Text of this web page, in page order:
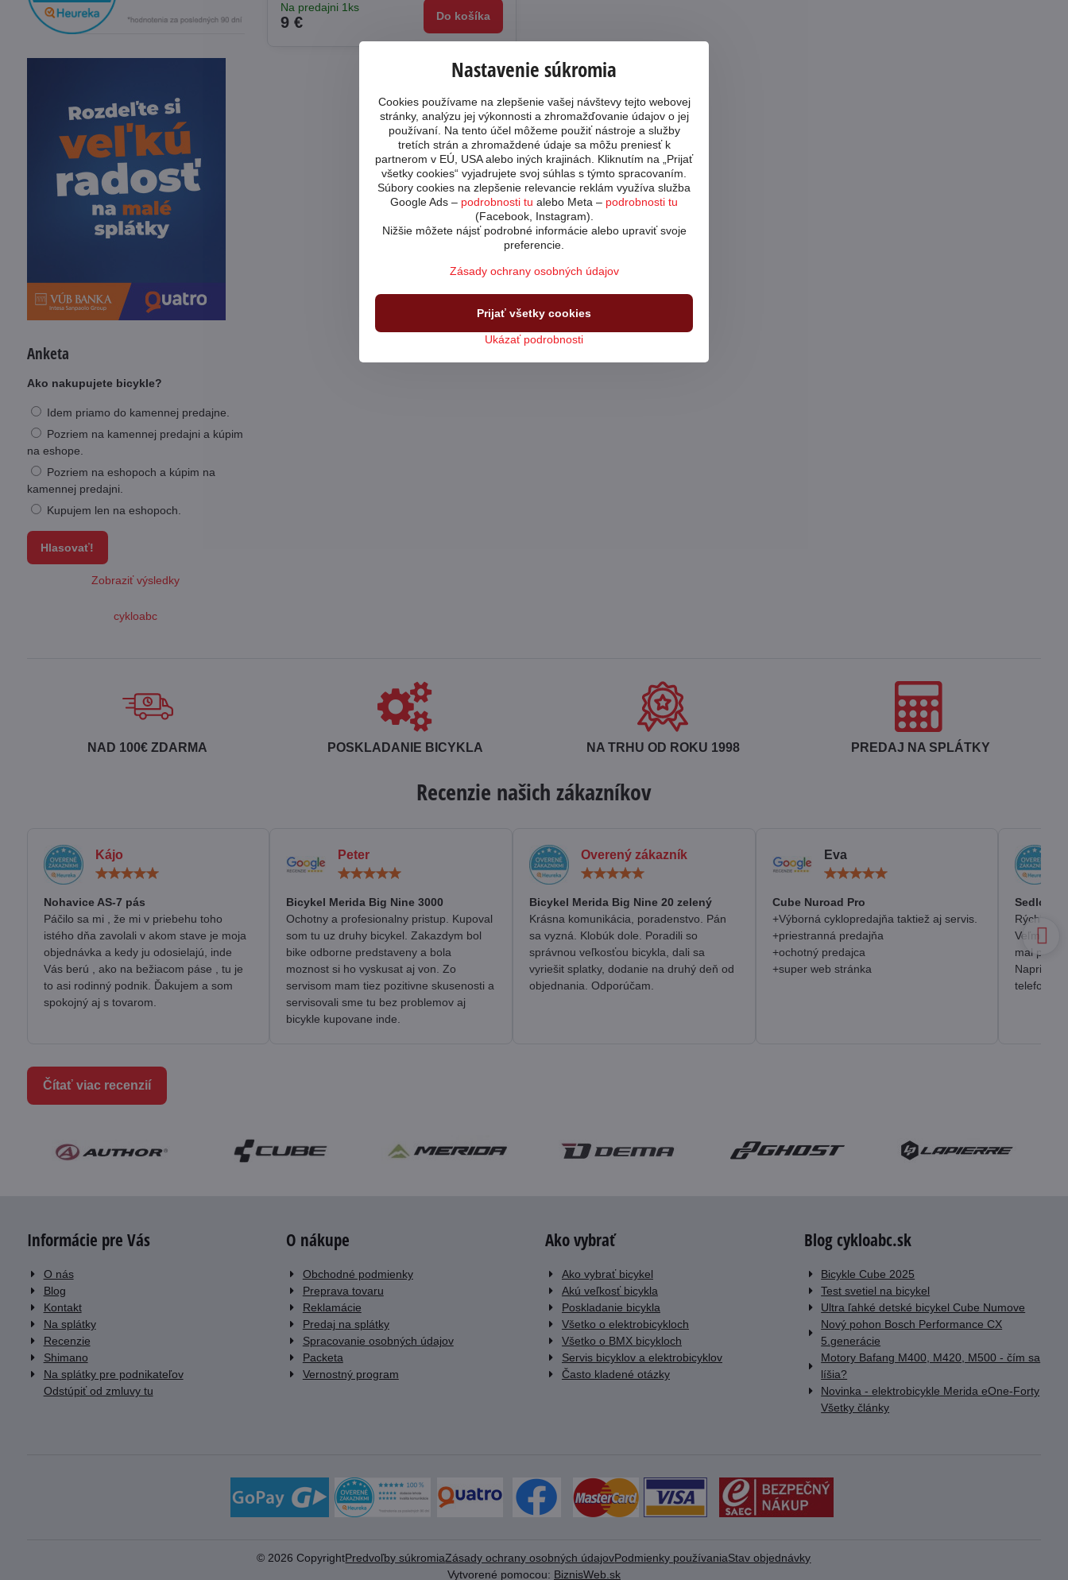
Na predajni 1ks
9 € Do košíka
Anketa
Ako nakupujete bicykle?
Idem priamo do kamennej predajne.
Pozriem na kamennej predajni a kúpim
na eshope.
Pozriem na eshopoch a kúpim na
kamennej predajni.
Kupujem len na eshopoch.
Hlasovať!
Zobraziť výsledky
cykloabc
NAD 100€ ZDARMA POSKLADANIE BICYKLA NA TRHU OD ROKU 1998 PREDAJ NA SPLÁTKY
Recenzie našich zákazníkov
Kájo
Nohavice AS-7 pás
Páčilo sa mi , že mi v priebehu toho
istého dňa zavolali v akom stave je moja
objednávka a kedy ju odosielajú, inde
Vás berú , ako na bežiacom páse , tu je
to asi rodinný podnik. Ďakujem a som
spokojný aj s tovarom.
Peter
/
5
Bicykel Merida Big Nine 3000
Ochotny a profesionalny pristup. Kupoval
som tu uz druhy bicykel. Zakazdym bol
bike odborne predstaveny a bola
moznost si ho vyskusat aj von. Zo
servisom mam tiez pozitivne skusenosti a
servisovali sme tu bez problemov aj
bicykle kupovane inde.
Overený zákazník
/
5
Bicykel Merida Big Nine 20 zelený
Krásna komunikácia, poradenstvo. Pán
sa vyzná. Klobúk dole. Poradili so
správnou veľkosťou bicykla, dali sa
vyriešit splatky, dodanie na druhý deň od
objednania. Odporúčam.
Eva
Cube Nuroad Pro
+Výborná cyklopredajňa taktiež aj servis.
+priestranná predajňa
+ochotný predajca
+super web stránka
Sedlo
Rýchlosť,
Veľmi
mal
Napriek
Čítať viac recenzií
Informácie pre Vás
O nás
Blog
Kontakt
Na splátky
Recenzie
Shimano
Na splátky pre podnikateľov
Odstúpiť od zmluvy tu
O nákupe
Obchodné podmienky
Preprava tovaru
Reklamácie
Predaj na splátky
Spracovanie osobných údajov
Packeta
Vernostný program
Ako vybrať
Ako vybrať bicykel
Akú veľkosť bicykla
Poskladanie bicykla
Všetko o elektrobicykloch
Všetko o BMX bicykloch
Servis bicyklov a elektrobicyklov
Často kladené otázky
Blog cykloabc.sk
Bicykle Cube 2025
Test svetiel na bicykel
Ultra ľahké detské bicykel Cube Numove
Nový pohon Bosch Performance CX
5.generácie
Motory Bafang M400, M420, M500 - čím sa
líšia?
Novinka - elektrobicykle Merida eOne-Forty
Všetky články
©2026 CopyrightPredvoľby súkromiaZásady ochrany osobných údajovPodmienky používaniaStav objednávky
Vytvorené pomocou: BiznisWeb.sk
Nastavenie súkromia
Cookies používame na zlepšenie vašej návštevy tejto webovej
stránky, analýzu jej výkonnosti a zhromažďovanie údajov o jej
používaní. Na tento účel môžeme použiť nástroje a služby
tretích strán a zhromaždené údaje sa môžu preniesť k
partnerom v EÚ, USA alebo iných krajinách. Kliknutím na „Prijať
všetky cookies“ vyjadrujete svoj súhlas s týmto spracovaním.
Súbory cookies na zlepšenie relevancie reklám využíva služba
Google Ads – podrobnosti tu alebo Meta – podrobnosti tu
(Facebook, Instagram).
Nižšie môžete nájsť podrobné informácie alebo upraviť svoje
preferencie.
Zásady ochrany osobných údajov
Ukázať podrobnosti
Prijať všetky cookies